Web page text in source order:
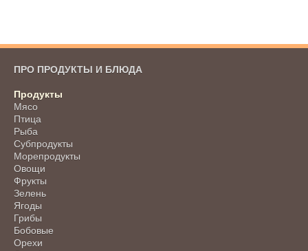
ПРО ПРОДУКТЫ И БЛЮДА
Продукты
Мясо
Птица
Рыба
Субпродукты
Морепродукты
Овощи
Фрукты
Зелень
Ягоды
Грибы
Бобовые
Орехи